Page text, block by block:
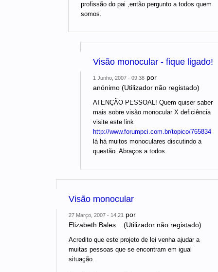
profissão do pai ,então pergunto a todos quem
somos.
Visão monocular - fique ligado!
1 Junho, 2007 - 09:38 por
anónimo (Utilizador não registado)
ATENÇÃO PESSOAL! Quem quiser saber
mais sobre visão monocular X deficiência
visite este link
http://www.forumpci.com.br/topico/765834
lá há muitos monoculares discutindo a
questão. Abraços a todos.
Visão monocular
27 Março, 2007 - 14:21 por
Elizabeth Bales... (Utilizador não registado)
Acredito que este projeto de lei venha ajudar a
muitas pessoas que se encontram em igual
situação.